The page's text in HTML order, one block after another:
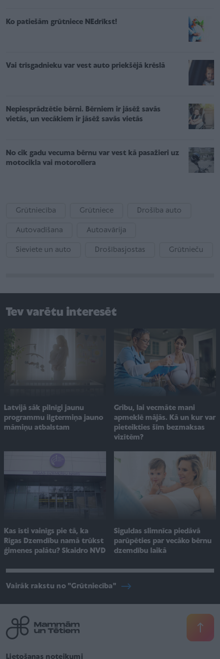
Ko patiešām grūtniece NEdrīkst!
Vai trīsgadnieku var vest auto priekšējā krēslā
Nepiesprādzētie bērni. Bērniem ir jāsēž savās
vietās, un vecākiem ir jāsēž savās vietās
No cik gadu vecuma bērnu var vest kā pasažieri uz
motocikla vai motorollera
Grūtniecība Grūtniece Drošība auto
Autovadīšana Autoavārija
Sieviete un auto Drošībasjostas Grūtnieču
Tev varētu interesēt
Latvijā sāk pilnīgi jaunu
programmu ilgtermiņa jauno
māmiņu atbalstam
Gribu, lai vecmāte mani
apmeklē mājās. Kā un kur var
pieteikties šīm bezmaksas
vizītēm?
Kas īsti vainīgs pie tā, ka
Rīgas Dzemdību namā trūkst
ģimenes palātu? Skaidro NVD
Siguldas slimnīca piedāvā
parūpēties par vecāko bērnu
dzemdību laikā
Vairāk rakstu no "Grūtniecība"
Lietošanas noteikumi